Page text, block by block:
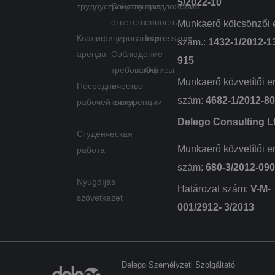
трудоустройству
Квалифицированная
аренда
Посредничество
рабочей силы
Студенческая
работа
Nyugdíjas
szövetkezet
Социальная
ответственность
Соблюдение
требований
к
конкуренции
предложения
Impresszum
Офисы
Munkaerő kölcsönzői
szám.: 1432-1/2012-
915
Munkaerő közvetítői
szám:4682-1/2012-
Delego Consulting
Munkaerő közvetítői
szám:680-3/2012-
Határozat szám:V-M-
001/2912- 3/2013
Delego Személyzeti Szolgáltató
kérési